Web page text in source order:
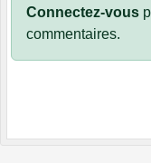
Connectez-vous
commentaires.